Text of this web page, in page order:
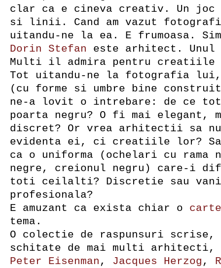
clar ca e cineva creativ. Un joc
si linii. Cand am vazut
uitandu-ne la ea. E frumoasa.
Dorin Stefan este arhitect. Unul
Multi il admira pentru
Tot uitandu-ne la fotografia
(cu forme si umbre bine
ne-a lovit o intrebare: de ce
poarta negru? O fi mai elegant,
discret? Or vrea arhitectii sa
evidenta ei, ci creatiile lor?
ca o uniforma (ochelari cu rama
negre, creionul negru) care-i
toti ceilalti? Discretie sau
profesionala?
E amuzant ca exista chiar o carte
tema.
O colectie de raspunsuri scrise,
schitate de mai multi
Peter Eisenman , Jacques Herzog ,